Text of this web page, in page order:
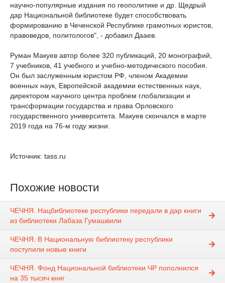
научно-популярные издания по геополитике и др. Щедрый
дар Национальной библиотеке будет способствовать
формированию в Чеченской Республике грамотных юристов,
правоведов, политологов", - добавил Дааев.
Руман Макуев автор более 320 публикаций, 20 монографий,
7 учебников, 41 учебного и учебно-методического пособия.
Он был заслуженным юристом РФ, членом Академии
военных наук, Европейской академии естественных наук,
директором научного центра проблем глобализации и
трансформации государства и права Орловского
государственного университета. Макуев скончался в марте
2019 года на 76-м году жизни.
Источник: tass.ru
Похожие новости
ЧЕЧНЯ. Нацбиблиотеке республики передали в дар книги
из библиотеки Лабаза Гумашвили
ЧЕЧНЯ. В Национальную библиотеку республики
поступили новые книги
ЧЕЧНЯ. Фонд Национальной библиотеки ЧР пополнился
на 35 тысяч книг